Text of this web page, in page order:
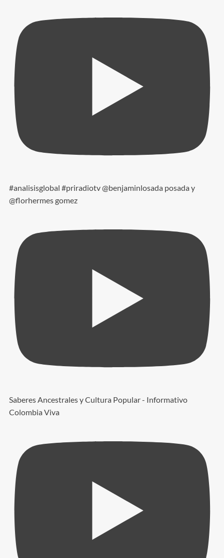
#analisisglobal #priradiotv @benjaminlosada posada y
@florhermes gomez
Saberes Ancestrales y Cultura Popular - Informativo
Colombia Viva